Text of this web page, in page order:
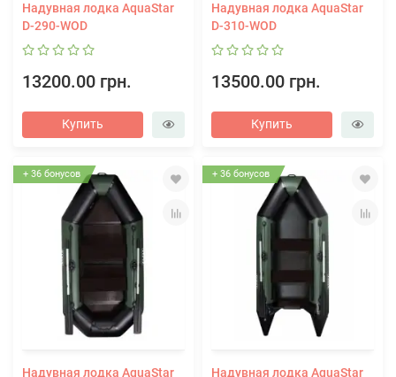
Надувная лодка AquaStar
D-290-WOD
13200.00 грн.
Купить
Надувная лодка AquaStar
D-310-WOD
13500.00 грн.
Купить
+ 36 бонусов
Надувная лодка AquaStar
+ 36 бонусов
Надувная лодка AquaStar